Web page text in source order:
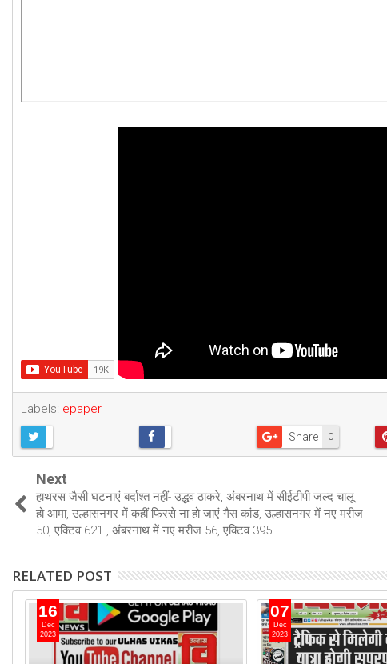
Labels: epaper
0
Share
Next
हाथरस जैसी घटनाएं बर्दाश्त नहीं- उद्धव ठाकरे, अंबरनाथ में सीईटीपी जल्द चालू
हो-आमा, उल्हासनगर में कहीं फिरसे ना हो जाएं गैस कांड, उल्हासनगर में नए मरीज
50, एक्टिव 621 , अंबरनाथ में नए मरीज 56, एक्टिव 395
RELATED POST
16
Dec
2023
07
Dec
2023